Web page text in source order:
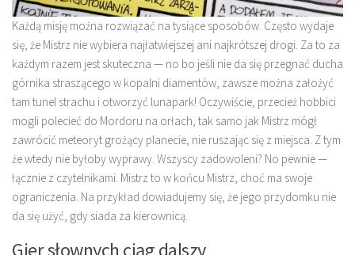
Każdą misję można rozwiązać na tysiące sposobów. Często wydaje
się, że Mistrz nie wybiera najłatwiejszej ani najkrótszej drogi. Za to za
każdym razem jest skuteczna — no bo jeśli nie da się przegnać ducha
górnika straszącego w kopalni diamentów, zawsze można założyć
tam tunel strachu i otworzyć lunapark! Oczywiście, przecież hobbici
mogli polecieć do Mordoru na orłach, tak samo jak Mistrz mógł
zawrócić meteoryt grożący planecie, nie ruszając się z miejsca. Z tym
że wtedy nie byłoby wyprawy. Wszyscy zadowoleni? No pewnie —
łącznie z czytelnikami. Mistrz to w końcu Mistrz, choć ma swoje
ograniczenia. Na przykład dowiadujemy się, że jego przydomku nie
da się użyć, gdy siada za kierownicą.